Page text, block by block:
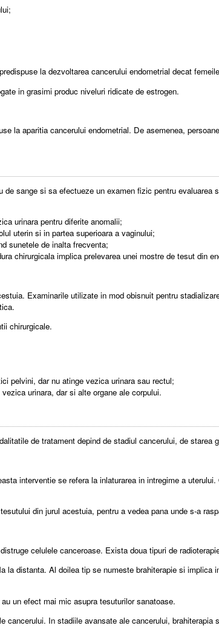
la dezvoltarea cancerului endometrial decat
in grasimi produc niveluri ridicate de estrogen.
la aparitia cancerului endometrial. De asemenea,
sange si sa efectueze un examen fizic pentru
urinara pentru diferite anomalii;
uterin si in partea superioara a vaginului;
sunetele de inalta frecventa;
chirurgicala implica prelevarea unei mostre de tesut din
Examinarile utilizate in mod obisnuit pentru
chirurgicale.
pelvini, dar nu atinge vezica urinara sau rectul;
urinara, dar si alte organe ale corpului.
de tratament depind de stadiul cancerului, de starea
interventie se refera la inlaturarea in intregime a
din jurul acestuia, pentru a vedea pana unde s-a
celulele canceroase. Exista doua tipuri de
la distanta. Al doilea tip se numeste brahiterapie si
un efect mai mic asupra tesuturilor sanatoase.
In stadiile avansate ale cancerului, brahiterapia